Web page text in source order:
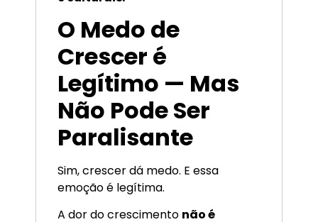
O Medo de
Crescer é
Legítimo — Mas
Não Pode Ser
Paralisante
Sim, crescer dá medo. E essa
emoção é legítima.
A dor do crescimento não é